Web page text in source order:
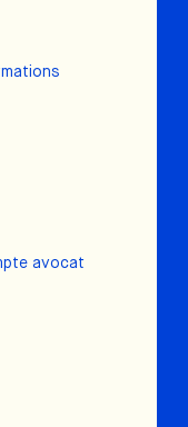
avocat